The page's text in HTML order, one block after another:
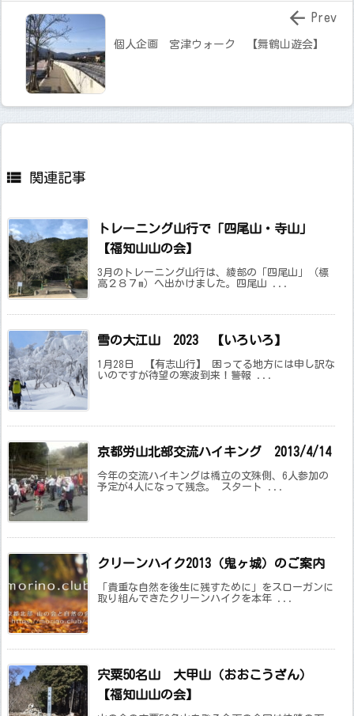
個人企画 宮津ウォーク 【舞鶴山遊会】
 Prev
 関連記事
トレーニング山行で「四尾山・寺山」
【福知山山の会】
3月のトレーニング山行は、綾部の「四尾山」（標
高２８７m）へ出かけました。四尾山 ...
雪の大江山 2023 【いろいろ】
1月28日 【有志山行】 困ってる地方には申し訳な
いのですが待望の寒波到来！警報 ...
京都労山北部交流ハイキング 2013/4/14
今年の交流ハイキングは橋立の文殊側、6人参加の
予定が4人になって残念。 スタート ...
クリーンハイク2013（鬼ヶ城）のご案内
「貴重な自然を後生に残すために」をスローガンに
取り組んできたクリーンハイクを本年 ...
宍粟50名山 大甲山（おおこうざん）
【福知山山の会】